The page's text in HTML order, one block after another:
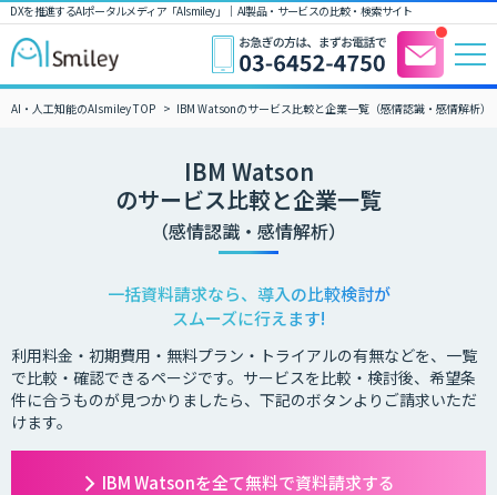
DXを推進するAIポータルメディア「AIsmiley」｜ AI製品・サービスの比較・検索サイト
AI・人工知能のAIsmiley TOP IBM Watsonのサービス比較と企業一覧（感情認識・感情解析）
IBM Watson
のサービス比較と企業一覧
（感情認識・感情解析）
一括資料請求なら、導入の比較検討が
スムーズに行えます!
利用料金・初期費用・無料プラン・トライアルの有無などを、一覧
で比較・確認できるページです。サービスを比較・検討後、希望条
件に合うものが見つかりましたら、下記のボタンよりご請求いただ
けます。
IBM Watsonを全て無料で資料請求する